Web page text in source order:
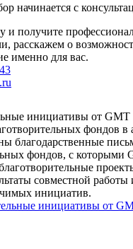
начинается с
и получите
расскажем о
именно для вас.
инициативы от GMT
фондов в
благодарственные
фондов, с которыми
совместной
инициатив.